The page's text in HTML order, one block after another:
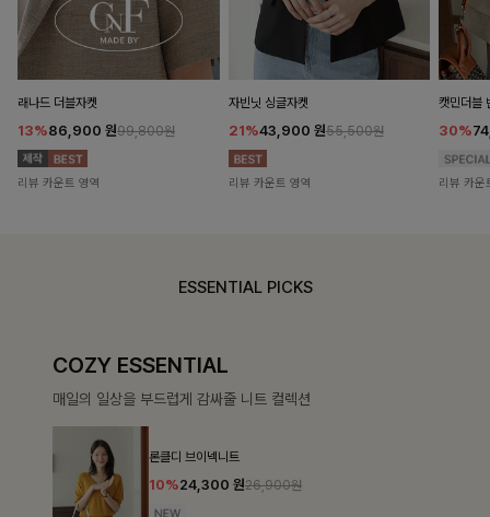
래나드 더블자켓
13%86,900 원99,800원
리뷰 카운트 영역
자빈닛 싱글자켓
21%43,900 원55,500원
리뷰 카운트 영역
캣민더블
30%
리뷰 카운
ESSENTIAL PICKS
COZY ESSENTIAL
매일의 일상을 부드럽게 감싸줄 니트 컬렉션
론클디 브이넥니트
10% 24,300 원26,900원